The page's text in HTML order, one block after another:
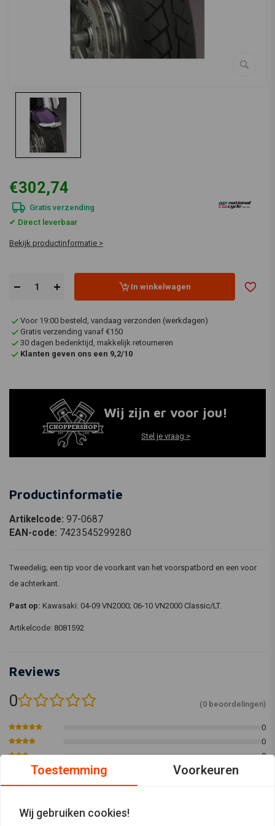
€302,74
Gratis verzending
✔ Direct leverbaar
Bekijk productinformatie >
In winkelwagen
Voor 19:00 besteld, vandaag verzonden (werkdagen)
Gratis verzending vanaf €150
30 dagen bedenktijd, makkelijk retourneren
Klanten geven ons een 9,2/10
Wij zijn er voor jou!
Stel je vraag >
Productinformatie
Artikelcode: 97-0687
EAN-code: 7423545299280
Tweedelig; een tip voor de voorkant van het voorspatbord en een voor
de achterkant.
Past op: Kawasaki: 04-09 VN2000; 06-10 VN2000 Classic/LT.
Artikelcode: 8081592
Reviews
0 (0 beoordelingen)
0
0
0
Toestemming Voorkeuren
Wij gebruiken cookies!